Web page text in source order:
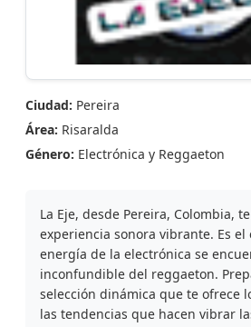
Ciudad: Pereira
Área: Risaralda
Género: Electrónica y Reggaeton
La Eje, desde Pereira, Colombia,
experiencia sonora vibrante. Es
energía de la electrónica se
inconfundible del reggaeton.
selección dinámica que te ofrece
las tendencias que hacen vibrar